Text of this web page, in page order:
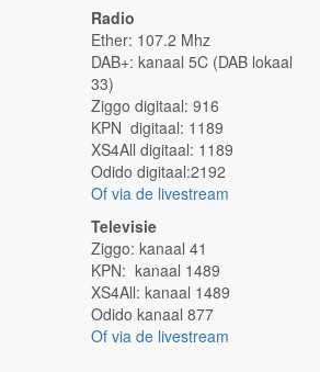
Radio
Ether: 107.2 Mhz
DAB+: kanaal 5C (DAB lokaal
33)
Ziggo digitaal: 916
KPN digitaal: 1189
XS4All digitaal: 1189
Odido digitaal:2192
Of via de livestream
Televisie
Ziggo: kanaal 41
KPN: kanaal 1489
XS4All: kanaal 1489
Odido kanaal 877
Of via de livestream